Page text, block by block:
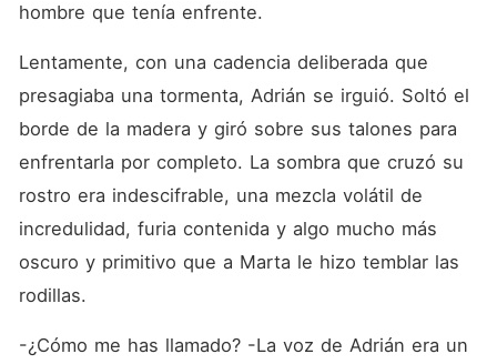
hombre que tenía enfrente.
Lentamente, con una cadencia deliberada que
presagiaba una tormenta, Adrián se irguió. Soltó el
borde de la madera y giró sobre sus talones para
enfrentarla por completo. La sombra que cruzó su
rostro era indescifrable, una mezcla volátil de
incredulidad, furia contenida y algo mucho más
oscuro y primitivo que a Marta le hizo temblar las
rodillas.
-¿Cómo me has llamado? -La voz de Adrián era un